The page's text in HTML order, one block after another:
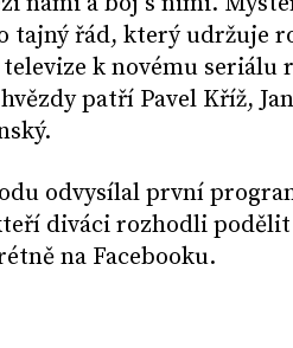
tajný řád, který udržuje
televize k novému seriálu
patří Pavel Kříž,
odvysílal první
diváci rozhodli
na Facebooku.